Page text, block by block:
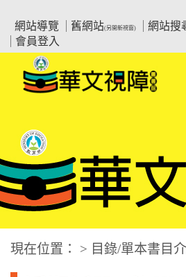
要
網站導覽
舊網站(另開新視窗) 網站搜
會員登入
:::中央區塊
華文視障電子圖書網
現在位置： > 目錄/單本書目